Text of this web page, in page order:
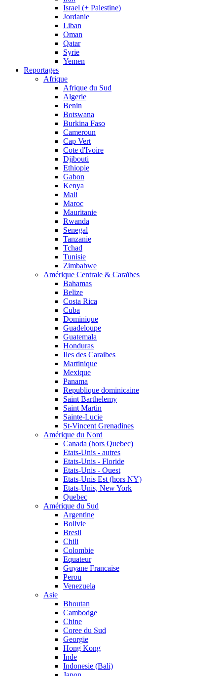
Israel (+ Palestine)
Jordanie
Liban
Oman
Qatar
Syrie
Yemen
Reportages
Afrique
Afrique du Sud
Algerie
Benin
Botswana
Burkina Faso
Cameroun
Cap Vert
Cote d'Ivoire
Djibouti
Ethiopie
Gabon
Kenya
Mali
Maroc
Mauritanie
Rwanda
Senegal
Tanzanie
Tchad
Tunisie
Zimbabwe
Amérique Centrale & Caraïbes
Bahamas
Belize
Costa Rica
Cuba
Dominique
Guadeloupe
Guatemala
Honduras
Iles des Caraibes
Martinique
Mexique
Panama
Republique dominicaine
Saint Barthelemy
Saint Martin
Sainte-Lucie
St-Vincent Grenadines
Amérique du Nord
Canada (hors Quebec)
Etats-Unis - autres
Etats-Unis - Floride
Etats-Unis - Ouest
Etats-Unis Est (hors NY)
Etats-Unis, New York
Quebec
Amérique du Sud
Argentine
Bolivie
Bresil
Chili
Colombie
Equateur
Guyane Francaise
Perou
Venezuela
Asie
Bhoutan
Cambodge
Chine
Coree du Sud
Georgie
Hong Kong
Inde
Indonesie (Bali)